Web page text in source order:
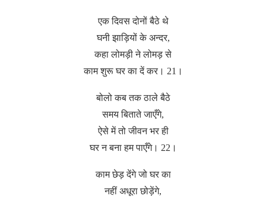
एक दिवस दोनों बैठे थे
घनी झाड़ियों के अन्दर,
कहा लोमड़ी ने लोमड़ से
काम शुरू घर का दें कर। 21।
बोलो कब तक ठाले बैठे
समय बिताते जाएँगे,
ऐसे में तो जीवन भर ही
घर न बना हम पाएँगे। 22।
काम छेड़ देंगे जो घर का
नहीं अधूरा छोड़ेंगे,